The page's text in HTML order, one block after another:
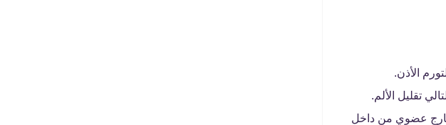
الأذن.
تقليل الألم.
عضوي من داخل